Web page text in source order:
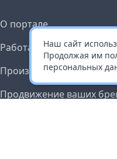
Наш сайт
Продолжая им
персональных
О портале
Работа с платформой
Производителям и
Продвижение ваших